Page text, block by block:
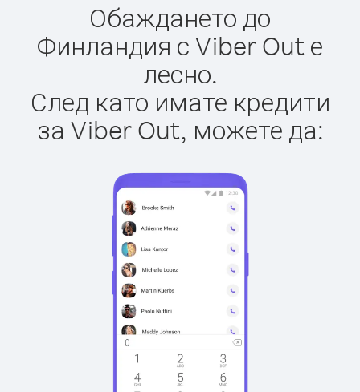
Обаждането до
Финландия с Viber Out е
лесно.
След като имате кредити
за Viber Out, можете да: